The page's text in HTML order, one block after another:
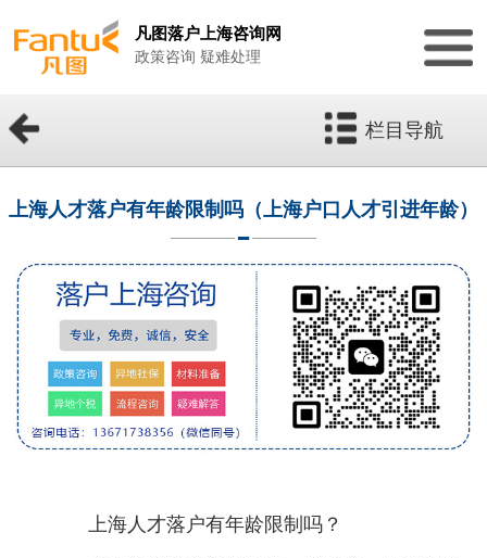
凡图落户上海咨询网
政策咨询 疑难处理
栏目导航
上海人才落户有年龄限制吗（上海户口人才引进年龄）
上海人才落户有年龄限制吗？